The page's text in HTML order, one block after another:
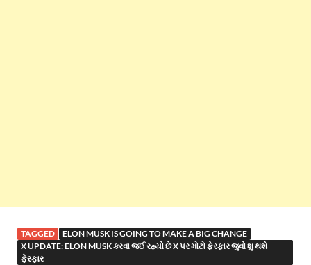
TAGGED
ELON MUSK IS GOING TO MAKE A BIG CHANGE
X UPDATE: ELON MUSK કરવા જઈ રહ્યો છે X પર મોટો ફેરફાર જુવો શું થશે
ફેરફાર